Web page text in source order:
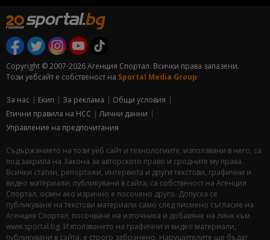
Copyright © 2007-2026 Агенция Спортал. Всички права запазени.
Този уебсайт е собственост на Sportal Media Group
За нас Екип За рекламa
Общи условия
Етични правила на НСС
Лични данни
Управление на предпочитания
Съдържанието на този уеб сайт и технологиите, използвани в него, са
под закрила на Закона за авторското право и сродните му права.
Всички статии, репортажи, интервюта и други текстови, графични и
видео материали, публикувани в сайта, са собственост на Агенция
Спортал, освен ако изрично е посочено друго. Допуска се
публикуване на текстови материали само след писмено съгласие на
Агенция Спортал, посочване на източника и добавяне на линк към
www.sportal.bg. Използването на графични и видео материали,
публикувани в сайта, е строго забранено. Нарушителите ще бъдат